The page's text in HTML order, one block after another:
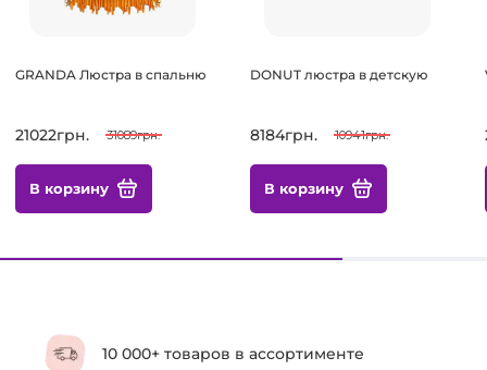
GRANDA Люстра в спальню
21022грн. 31089грн.
В корзину
DONUT люстра в детскую
8184грн. 10941грн.
В корзину
10 000+ товаров в ассортименте